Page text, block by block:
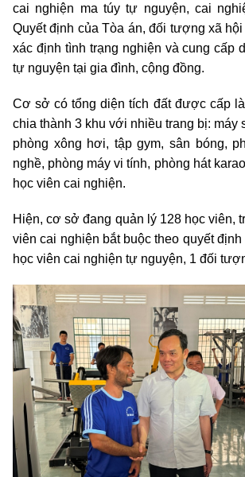
cai nghiện ma túy tự nguyện, cai
Quyết định của Tòa án, đối tượng xã
xác định tình trạng nghiện và cung cấp
tự nguyện tại gia đình, cộng đồng.
Cơ sở có tổng diện tích đất được cấp
chia thành 3 khu với nhiều trang bị: máy
phòng xông hơi, tập gym, sân bóng,
nghề, phòng máy vi tính, phòng hát
học viên cai nghiện.
Hiện, cơ sở đang quản lý 128 học viên,
viên cai nghiện bắt buộc theo quyết
học viên cai nghiện tự nguyện, 1 đối